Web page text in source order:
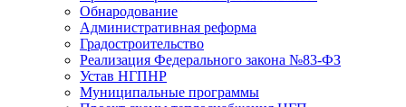
Обнародование
Административная реформа
Градостроительство
Реализация Федерального закона №83-ФЗ
Устав НГПНР
Муниципальные программы